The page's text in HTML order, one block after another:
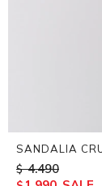
SANDALIA
$ 4.490